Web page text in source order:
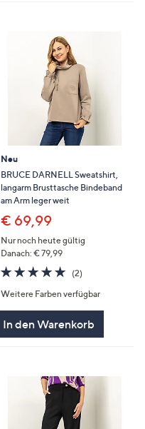
Neu
BRUCE DARNELL Sweatshirt,
langarm Brusttasche Bindeband
am Arm leger weit
€ 69,99
Nur noch heute gültig
Danach: € 79,99
5.0
von
5
(2)
Weitere Farben verfügbar
In den Warenkorb